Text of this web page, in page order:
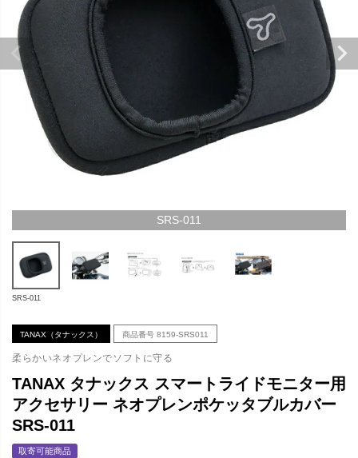
SRS-011
SRS-011
TANAX（タナックス） 商品番号 8159-SRS011
柔らかいネオプレンでソフトに守る
TANAX タナックス スマートライドモニター用
アクセサリー ネオプレンポケッタブルカバー
SRS-011
取寄可能商品